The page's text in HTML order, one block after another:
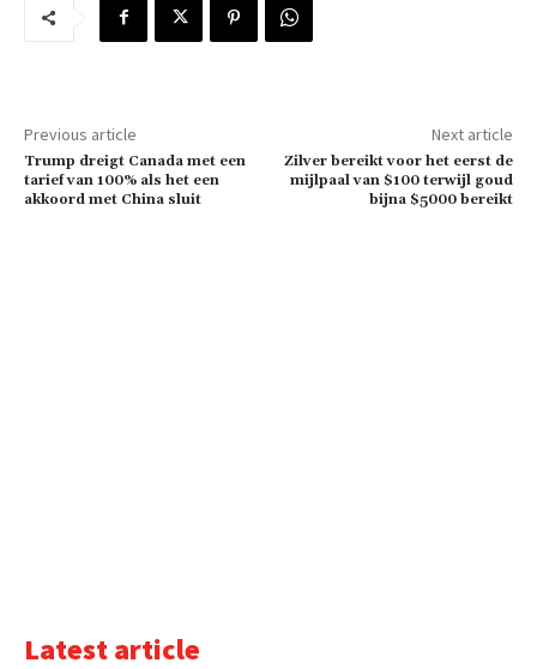
Previous article
Trump dreigt Canada met een
tarief van 100% als het een
akkoord met China sluit
Next article
Zilver bereikt voor het eerst de
mijlpaal van $100 terwijl goud
bijna $5000 bereikt
Latest article